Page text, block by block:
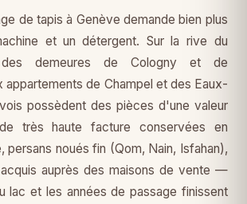
de tapis à Genève demande bien plus
et un détergent. Sur la rive du
des demeures de Cologny et de
de Champel et des Eaux-
très haute facture conservées en
persans noués fin (Qom, Nain, Isfahan),
auprès des maisons de vente —
lac et les années de passage finissent